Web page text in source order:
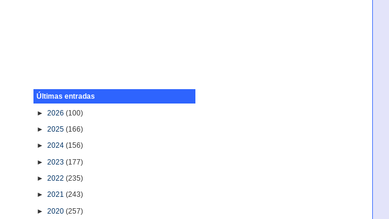
Últimas entradas
►2026(100)
►2025(166)
►2024(156)
►2023(177)
►2022(235)
►2021(243)
►2020(257)